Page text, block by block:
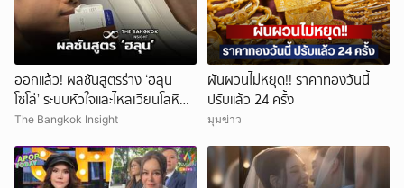
ออกแล้ว! ผลชันสูตรร่าง ‘ฮลุน
โซโล่’ ระบบหัวใจและไหลเวียนโลหิต
ล้มเหลว
The Bangkok Insight
ผันผวนไม่หยุด!! ราคาทองวันนี้
ปรับแล้ว 24 ครั้ง
มุมข่าว